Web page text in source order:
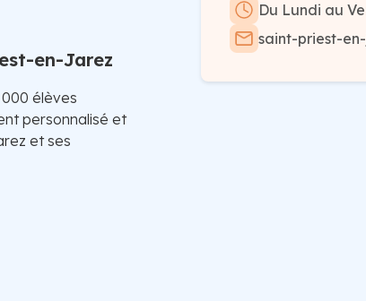
en-Jarez
élèves
personnalisé et
et ses
Du Lundi au
saint-priest-